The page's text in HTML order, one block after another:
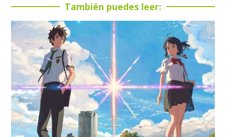
También puedes leer: